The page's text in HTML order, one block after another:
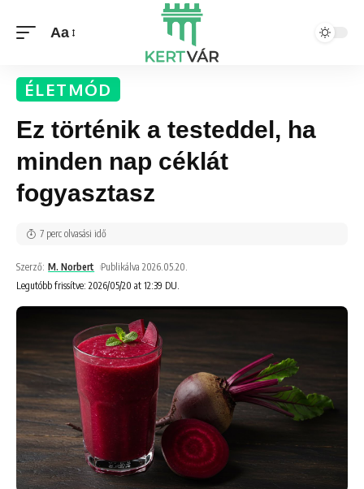
Aa
ÉLETMÓD
Ez történik a testeddel, ha
minden nap céklát
fogyasztasz
Legutóbb frissítve: 2026/05/20 at 12:39 DU.
Szerző: M. Norbert Publikálva 2026.05.20.
7 perc olvasási idő